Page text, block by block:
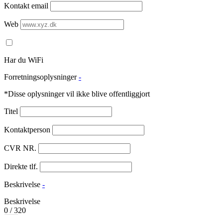
Kontakt email
Web
Har du WiFi
Forretningsoplysninger -
*Disse oplysninger vil ikke blive offentliggjort
Titel
Kontaktperson
CVR NR.
Direkte tlf.
Beskrivelse -
Beskrivelse
0 /320